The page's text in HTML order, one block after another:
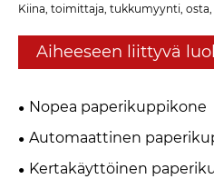
Kiina, toimittaja, tukkumyynti,
Aiheeseen liittyvä
Nopea paperikuppikone
Automaattinen
Kertakäyttöinen